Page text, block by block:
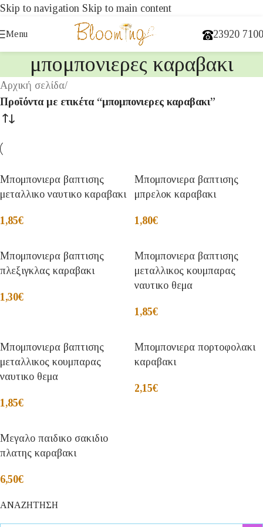
Skip to navigation Skip to main content
Menu 23920
μπομπονιερες καραβακι
Αρχική σελίδα/
Προϊόντα με ετικέτα “μπομπονιερες καραβακι”
Μπομπονιερα βαπτισης
μεταλλικο ναυτικο καραβακι
1,85€
Μπομπονιερα βαπτισης
μπρελοκ καραβακι
1,80€
Μπομπονιερα βαπτισης
πλεξιγκλας καραβακι
1,30€
Μπομπονιερα βαπτισης
μεταλλικος κουμπαρας
ναυτικο θεμα
1,85€
Μπομπονιερα βαπτισης
μεταλλικος κουμπαρας
ναυτικο θεμα
1,85€
Μπομπονιερα πορτοφολακι
καραβακι
2,15€
Μεγαλο παιδικο σακιδιο
πλατης καραβακι
6,50€
ΑΝΑΖΗΤΗΣΗ